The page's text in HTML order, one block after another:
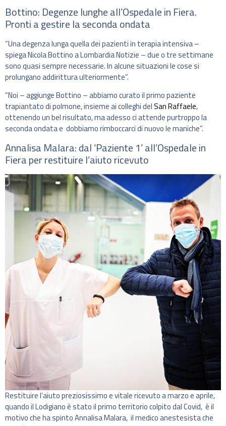
Bottino: Degenze lunghe all’Ospedale in Fiera.
Pronti a gestire la seconda ondata
“Una degenza lunga quella dei pazienti in terapia intensiva –
spiega Nicola Bottino a Lombardia Notizie – due o tre settimane
sono quasi sempre necessarie. In alcune situazioni le cose si
prolungano addirittura ulteriormente”.
“Noi – aggiunge Bottino – abbiamo curato il primo paziente
trapiantato di polmone, insieme ai colleghi delSan Raffaele,
ottenendo un bel risultato, ma adesso ci attende purtroppo la
seconda ondata e dobbiamo rimboccarci di nuovo le maniche”.
Annalisa Malara: dal ‘Paziente 1’ all’Ospedale in
Fiera per restituire l’aiuto ricevuto
Restituire l’aiuto preziosissimo e vitale ricevuto a marzo e aprile,
quando il Lodigiano è stato il primo territorio colpito dal Covid, è il
motivo che ha spinto Annalisa Malara, il medico anestesista che